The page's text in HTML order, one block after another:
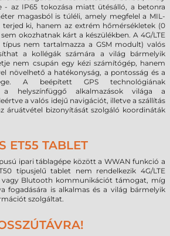
- az IP65 tokozása miatt ütésálló, a betonra
magasból is túléli, amely megfelel a MIL-
terjed ki, hanem az extrém hőmérsékletek (0
okozhatnak kárt a készülékben. A 4G/LTE
típus nem tartalmazza a GSM modult) valós
a kollégák számára a világ bármelyik
nem csupán egy kézi számítógép, hanem
növelhető a hatékonyság, a pontosság és a
A beépített GPS technológiának
a helyszínfüggő alkalmazások világa a
a valós idejű navigációt, illetve a szállítás
áruátvétel bizonyítását szolgáló koordináták
ET55 TABLET
ipari táblagépe között a WWAN funkció a
típusjelű tablet nem rendelkezik 4G/LTE
vagy Blutooth kommunikációt támogat, míg
fogadására is alkalmas és a világ bármelyik
szolgáltat.